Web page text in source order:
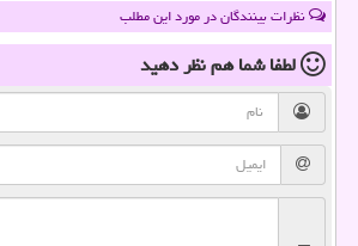
نظرات بینندگان در مورد این مطلب
لطفا شما همنظر دهید